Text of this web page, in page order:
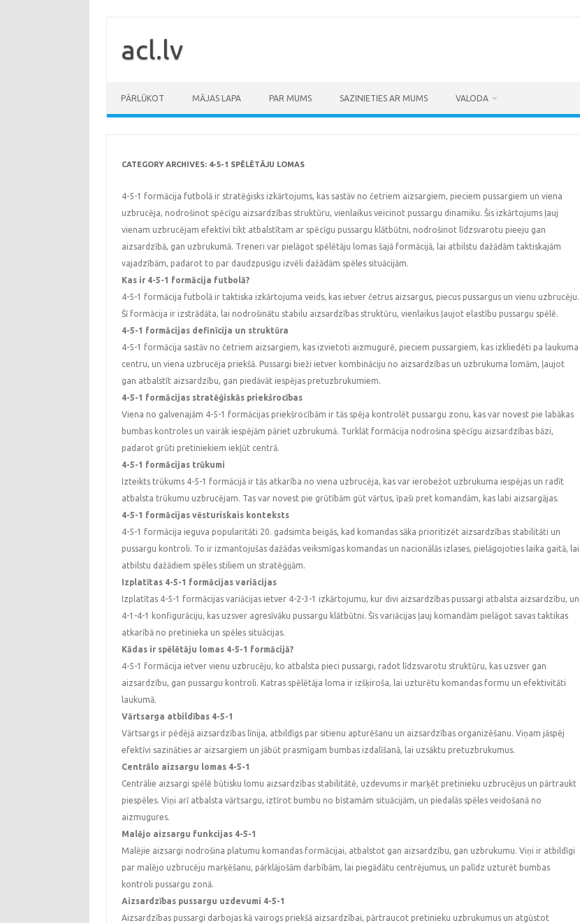
acl.lv
PĀRLŪKOT MĀJAS LAPA PAR MUMS SAZINIETIES AR MUMS VALODA
CATEGORY ARCHIVES: 4-5-1 SPĒLĒTĀJU LOMAS
4-5-1 formācija futbolā ir stratēģisks izkārtojums, kas sastāv no četriem aizsargiem, pieciem pussargiem un viena
uzbrucēja, nodrošinot spēcīgu aizsardzības struktūru, vienlaikus veicinot pussargu dinamiku. Šis izkārtojums ļauj
vienam uzbrucējam efektīvi tikt atbalstītam ar spēcīgu pussargu klātbūtni, nodrošinot līdzsvarotu pieeju gan
aizsardzībā, gan uzbrukumā. Treneri var pielāgot spēlētāju lomas šajā formācijā, lai atbilstu dažādām taktiskajām
vajadzībām, padarot to par daudzpusīgu izvēli dažādām spēles situācijām.
Kas ir 4-5-1 formācija futbolā?
4-5-1 formācija futbolā ir taktiska izkārtojuma veids, kas ietver četrus aizsargus, piecus pussargus un vienu uzbrucēju.
Šī formācija ir izstrādāta, lai nodrošinātu stabilu aizsardzības struktūru, vienlaikus ļaujot elastību pussargu spēlē.
4-5-1 formācijas definīcija un struktūra
4-5-1 formācija sastāv no četriem aizsargiem, kas izvietoti aizmugurē, pieciem pussargiem, kas izkliedēti pa laukuma
centru, un viena uzbrucēja priekšā. Pussargi bieži ietver kombināciju no aizsardzības un uzbrukuma lomām, ļaujot
gan atbalstīt aizsardzību, gan piedāvāt iespējas pretuzbrukumiem.
4-5-1 formācijas stratēģiskās priekšrocības
Viena no galvenajām 4-5-1 formācijas priekšrocībām ir tās spēja kontrolēt pussargu zonu, kas var novest pie labākas
bumbas kontroles un vairāk iespējām pāriet uzbrukumā. Turklāt formācija nodrošina spēcīgu aizsardzības bāzi,
padarot grūti pretiniekiem iekļūt centrā.
4-5-1 formācijas trūkumi
Izteikts trūkums 4-5-1 formācijā ir tās atkarība no viena uzbrucēja, kas var ierobežot uzbrukuma iespējas un radīt
atbalsta trūkumu uzbrucējam. Tas var novest pie grūtībām gūt vārtus, īpaši pret komandām, kas labi aizsargājas.
4-5-1 formācijas vēsturiskais konteksts
4-5-1 formācija ieguva popularitāti 20. gadsimta beigās, kad komandas sāka prioritizēt aizsardzības stabilitāti un
pussargu kontroli. To ir izmantojušas dažādas veiksmīgas komandas un nacionālās izlases, pielāgojoties laika gaitā, lai
atbilstu dažādiem spēles stiliem un stratēģijām.
Izplatītas 4-5-1 formācijas variācijas
Izplatītas 4-5-1 formācijas variācijas ietver 4-2-3-1 izkārtojumu, kur divi aizsardzības pussargi atbalsta aizsardzību, un
4-1-4-1 konfigurāciju, kas uzsver agresīvāku pussargu klātbūtni. Šīs variācijas ļauj komandām pielāgot savas taktikas
atkarībā no pretinieka un spēles situācijas.
Kādas ir spēlētāju lomas 4-5-1 formācijā?
4-5-1 formācija ietver vienu uzbrucēju, ko atbalsta pieci pussargi, radot līdzsvarotu struktūru, kas uzsver gan
aizsardzību, gan pussargu kontroli. Katras spēlētāja loma ir izšķiroša, lai uzturētu komandas formu un efektivitāti
laukumā.
Vārtsarga atbildības 4-5-1
Vārtsargs ir pēdējā aizsardzības līnija, atbildīgs par sitienu apturēšanu un aizsardzības organizēšanu. Viņam jāspēj
efektīvi sazināties ar aizsargiem un jābūt prasmīgam bumbas izdalīšanā, lai uzsāktu pretuzbrukumus.
Centrālo aizsargu lomas 4-5-1
Centrālie aizsargi spēlē būtisku lomu aizsardzības stabilitātē, uzdevums ir marķēt pretinieku uzbrucējus un pārtraukt
piespēles. Viņi arī atbalsta vārtsargu, iztīrot bumbu no bīstamām situācijām, un piedalās spēles veidošanā no
aizmugures.
Malējo aizsargu funkcijas 4-5-1
Malējie aizsargi nodrošina platumu komandas formācijai, atbalstot gan aizsardzību, gan uzbrukumu. Viņi ir atbildīgi
par malējo uzbrucēju marķēšanu, pārklājošām darbībām, lai piegādātu centrējumus, un palīdz uzturēt bumbas
kontroli pussargu zonā.
Aizsardzības pussargu uzdevumi 4-5-1
Aizsardzības pussargi darbojas kā vairogs priekšā aizsardzībai, pārtraucot pretinieku uzbrukumus un atgūstot